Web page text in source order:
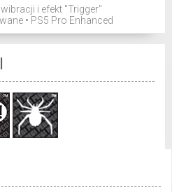
i efekt "Trigger"
• PS5 Pro Enhanced